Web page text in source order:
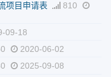
项目申请表
810
09-18
2020-06-02
2025-09-08